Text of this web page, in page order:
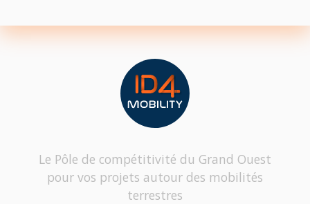
Le Pôle de compétitivité du Grand Ouest
pour vos projets autour des mobilités
terrestres